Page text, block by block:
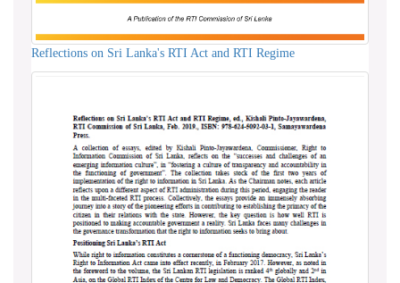
Reflections on Sri Lanka's RTI Act and RTI Regime